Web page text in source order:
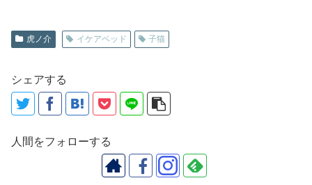
虎ノ介 イケアベッド 子猫
シェアする
人間をフォローする